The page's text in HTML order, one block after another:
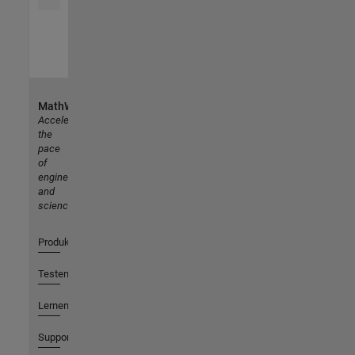
MathWorks
Accelerating
the
pace
of
engineering
and
science
Produkte
Testen oder Kaufen
Lernen
Support